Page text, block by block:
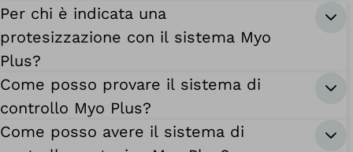
Per chi è indicata una
protesizzazione con il sistema Myo
Plus?
Come posso provare il sistema di
controllo Myo Plus?
Come posso avere il sistema di